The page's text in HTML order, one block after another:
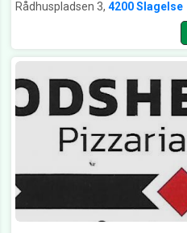
Rådhuspladsen 3, 4200 Slagelse